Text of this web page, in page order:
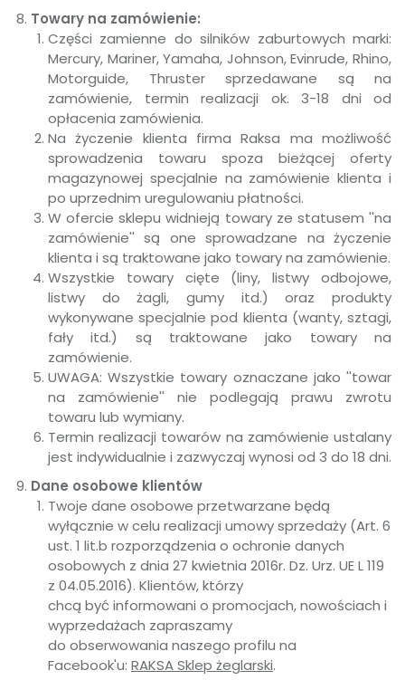
Towary na zamówienie:
Części zamienne do silników zaburtowych marki:
Mercury, Mariner, Yamaha, Johnson, Evinrude, Rhino,
Motorguide, Thruster sprzedawane są na
zamówienie, termin realizacji ok. 3-18 dni od
opłacenia zamówienia.
Na życzenie klienta firma Raksa ma możliwość
sprowadzenia towaru spoza bieżącej oferty
magazynowej specjalnie na zamówienie klienta i
po uprzednim uregulowaniu płatności.
W ofercie sklepu widnieją towary ze statusem ''na
zamówienie'' są one sprowadzane na życzenie
klienta i są traktowane jako towary na zamówienie.
Wszystkie towary cięte (liny, listwy odbojowe,
listwy do żagli, gumy itd.) oraz produkty
wykonywane specjalnie pod klienta (wanty, sztagi,
fały itd.) są traktowane jako towary na
zamówienie.
UWAGA: Wszystkie towary oznaczane jako ''towar
na zamówienie'' nie podlegają prawu zwrotu
towaru lub wymiany.
Termin realizacji towarów na zamówienie ustalany
jest indywidualnie i zazwyczaj wynosi od 3 do 18 dni.
Dane osobowe klientów
Twoje dane osobowe przetwarzane będą
wyłącznie w celu realizacji umowy sprzedaży (Art. 6
ust. 1 lit.b rozporządzenia o ochronie danych
osobowych z dnia 27 kwietnia 2016r. Dz. Urz. UE L 119
z 04.05.2016). Klientów, którzy
chcą być informowani o promocjach, nowościach i
wyprzedażach zapraszamy
do obserwowania naszego profilu na
Facebook'u: RAKSA Sklep żeglarski.